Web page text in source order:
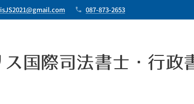
087-873-2653
国際司法書士・行政